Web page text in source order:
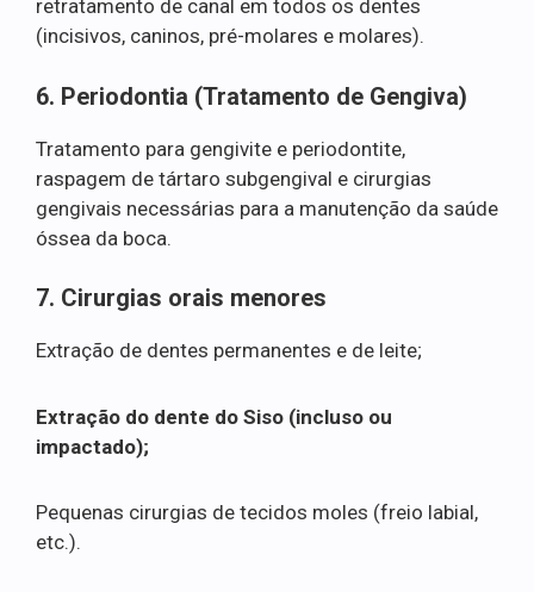
retratamento de canal em todos os dentes
(incisivos, caninos, pré-molares e molares).
6. Periodontia (Tratamento de Gengiva)
Tratamento para gengivite e periodontite,
raspagem de tártaro subgengival e cirurgias
gengivais necessárias para a manutenção da saúde
óssea da boca.
7. Cirurgias orais menores
Extração de dentes permanentes e de leite;
Extração do dente do Siso (incluso ou
impactado);
Pequenas cirurgias de tecidos moles (freio labial,
etc.).